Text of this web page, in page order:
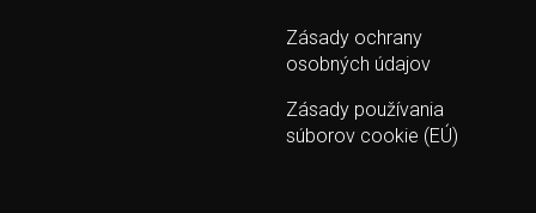
Zásady ochrany
osobných údajov
Zásady používania
súborov cookie (EÚ)